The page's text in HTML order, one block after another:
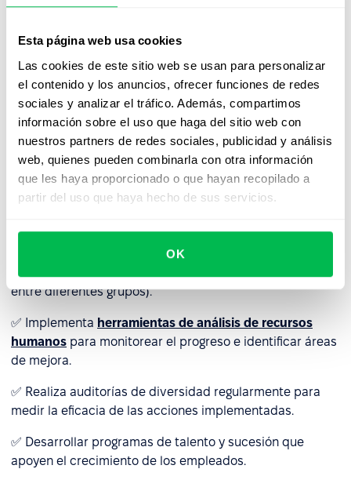
Esta página web usa cookies
Las cookies de este sitio web se usan para personalizar
el contenido y los anuncios, ofrecer funciones de redes
sociales y analizar el tráfico. Además, compartimos
información sobre el uso que haga del sitio web con
nuestros partners de redes sociales, publicidad y análisis
web, quienes pueden combinarla con otra información
que les haya proporcionado o que hayan recopilado a
partir del uso que haya hecho de sus servicios.
OK
estrategias adecuadas
La ausencia de metas claramente definidas y
herramientas de medición hace que sea difícil evaluar la
efectividad de las iniciativas de diversidad. Sin un
enfoque estratégico, los esfuerzos de diversidad pueden
quedar simplemente en declaraciones, en lugar de
aportar beneficios tangibles a la organización.
Solución
✅ Establecerindicadores clave de rendimiento
específicos para los programas de diversidad (por
ejemplo, tasas de contratación, promoción y retención
entre diferentes grupos).
✅ Implementa herramientas de análisis de recursos
humanos para monitorear el progreso e identificar áreas
de mejora.
✅ Realiza auditorías de diversidad regularmente para
medir la eficacia de las acciones implementadas.
✅ Desarrollar programas de talento y sucesión que
apoyen el crecimiento de los empleados.